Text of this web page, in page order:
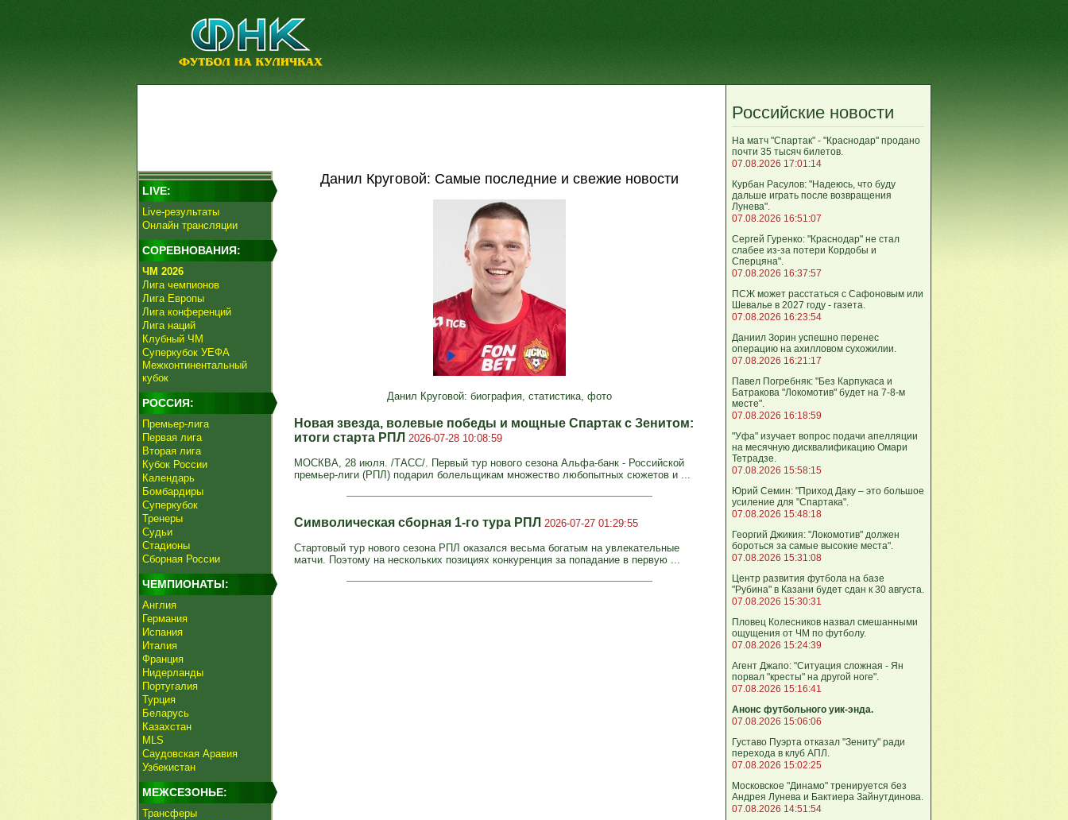
LIVE:
Live-результаты
Онлайн трансляции
СОРЕВНОВАНИЯ:
ЧМ 2026
Лига чемпионов
Лига Европы
Лига конференций
Лига наций
Клубный ЧМ
Суперкубок УЕФА
Межконтинентальный
кубок
РОССИЯ:
Премьер-лига
Первая лига
Вторая лига
Кубок России
Календарь
Бомбардиры
Суперкубок
Тренеры
Судьи
Стадионы
Сборная России
ЧЕМПИОНАТЫ:
Англия
Германия
Испания
Италия
Франция
Нидерланды
Португалия
Турция
Беларусь
Казахстан
MLS
Саудовская Аравия
Узбекистан
МЕЖСЕЗОНЬЕ:
Трансферы
Данил Круговой: Самые последние и свежие новости
Данил Круговой: биография, статистика, фото
Новая звезда, волевые победы и мощные Спартак с Зенитом:
итоги старта РПЛ 2026-07-28 10:08:59
МОСКВА, 28 июля. /ТАСС/. Первый тур нового сезона Альфа-банк - Российской
премьер-лиги (РПЛ) подарил болельщикам множество любопытных сюжетов и ...
Символическая сборная 1-го тура РПЛ 2026-07-27 01:29:55
Стартовый тур нового сезона РПЛ оказался весьма богатым на увлекательные
матчи. Поэтому на нескольких позициях конкуренция за попадание в первую ...
Российские новости
На матч "Спартак" - "Краснодар" продано
почти 35 тысяч билетов.
07.08.2026 17:01:14
Курбан Расулов: "Надеюсь, что буду
дальше играть после возвращения
Лунева".
07.08.2026 16:51:07
Сергей Гуренко: "Краснодар" не стал
слабее из-за потери Кордобы и
Сперцяна".
07.08.2026 16:37:57
ПСЖ может расстаться с Сафоновым или
Шевалье в 2027 году - газета.
07.08.2026 16:23:54
Даниил Зорин успешно перенес
операцию на ахилловом сухожилии.
07.08.2026 16:21:17
Павел Погребняк: "Без Карпукаса и
Батракова "Локомотив" будет на 7-8-м
месте".
07.08.2026 16:18:59
"Уфа" изучает вопрос подачи апелляции
на месячную дисквалификацию Омари
Тетрадзе.
07.08.2026 15:58:15
Юрий Семин: "Приход Даку – это большое
усиление для "Спартака".
07.08.2026 15:48:18
Георгий Джикия: "Локомотив" должен
бороться за самые высокие места".
07.08.2026 15:31:08
Центр развития футбола на базе
"Рубина" в Казани будет сдан к 30 августа.
07.08.2026 15:30:31
Пловец Колесников назвал смешанными
ощущения от ЧМ по футболу.
07.08.2026 15:24:39
Агент Джапо: "Ситуация сложная - Ян
порвал "кресты" на другой ноге".
07.08.2026 15:16:41
Анонс футбольного уик-энда.
07.08.2026 15:06:06
Густаво Пуэрта отказал "Зениту" ради
перехода в клуб АПЛ.
07.08.2026 15:02:25
Московское "Динамо" тренируется без
Андрея Лунева и Бактиера Зайнутдинова.
07.08.2026 14:51:54